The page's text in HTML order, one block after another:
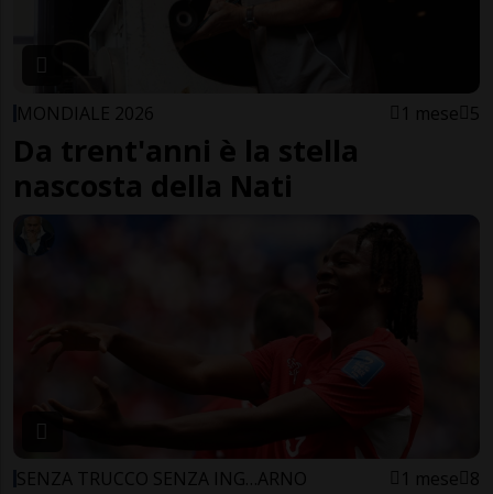
MONDIALE 2026 1 mese 5
Da trent'anni è la stella
nascosta della Nati
SENZA TRUCCO SENZA ING…ARNO 1 mese 8